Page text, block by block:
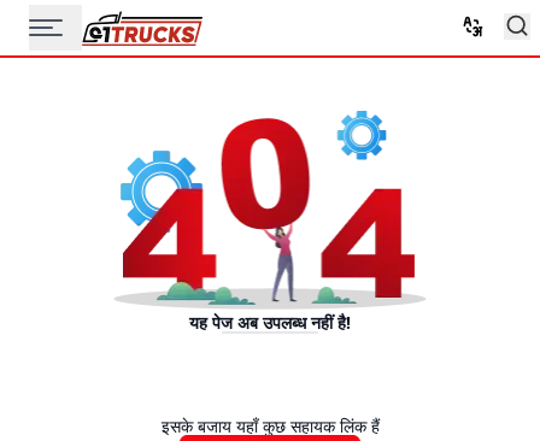
यह पेज अब उपलब्ध नहीं है!
इसके बजाय यहाँ कुछ सहायक लिंक हैं